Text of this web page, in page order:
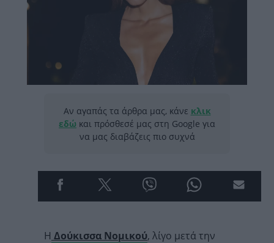
Αν αγαπάς τα άρθρα μας, κάνε κλικ
εδώ και πρόσθεσέ μας στη Google για
να μας διαβάζεις πιο συχνά
Η Δούκισσα Νομικού, λίγο μετά την